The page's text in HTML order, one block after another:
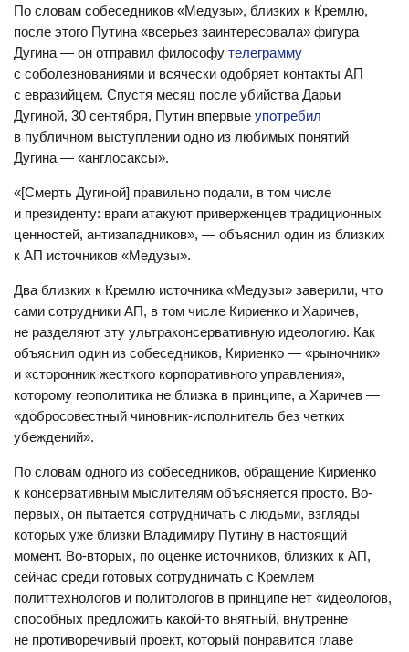
По словам собеседников «Медузы», близких к Кремлю,
после этого Путина «всерьез заинтересовала» фигура
Дугина — он отправил философу телеграмму
с соболезнованиями и всячески одобряет контакты АП
с евразийцем. Спустя месяц после убийства Дарьи
Дугиной, 30 сентября, Путин впервые употребил
в публичном выступлении одно из любимых понятий
Дугина — «англосаксы».
«[Смерть Дугиной] правильно подали, в том числе
и президенту: враги атакуют приверженцев традиционных
ценностей, антизападников», — объяснил один из близких
к АП источников «Медузы».
Два близких к Кремлю источника «Медузы» заверили, что
сами сотрудники АП, в том числе Кириенко и Харичев,
не разделяют эту ультраконсервативную идеологию. Как
объяснил один из собеседников, Кириенко — «рыночник»
и «сторонник жесткого корпоративного управления»,
которому геополитика не близка в принципе, а Харичев —
«добросовестный чиновник-исполнитель без четких
убеждений».
По словам одного из собеседников, обращение Кириенко
к консервативным мыслителям объясняется просто. Во-
первых, он пытается сотрудничать с людьми, взгляды
которых уже близки Владимиру Путину в настоящий
момент. Во-вторых, по оценке источников, близких к АП,
сейчас среди готовых сотрудничать с Кремлем
политтехнологов и политологов в принципе нет «идеологов,
способных предложить какой-то внятный, внутренне
не противоречивый проект, который понравится главе